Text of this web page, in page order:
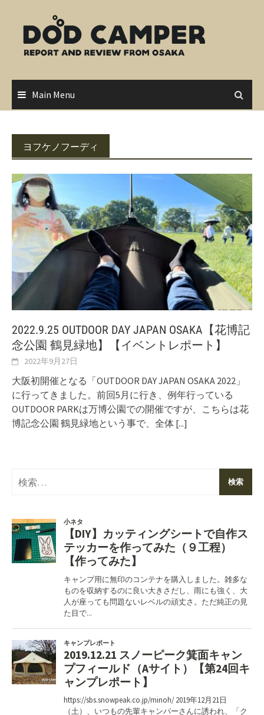
content
Main Menu
ヨフケノフーディ
2022.9.25 OUTDOOR DAY JAPAN OSAKA【花博記
念公園 鶴見緑地】【イベントレポート】
2022年9月27日
大阪初開催となる「OUTDOOR DAY JAPAN OSAKA 2022」
に行ってきました。前回5月に行き、例年行っている
OUTDOOR PARKは万博公園での開催ですが、こちらは花
博記念公園 鶴見緑地という事で、全体 [...]
検
索: